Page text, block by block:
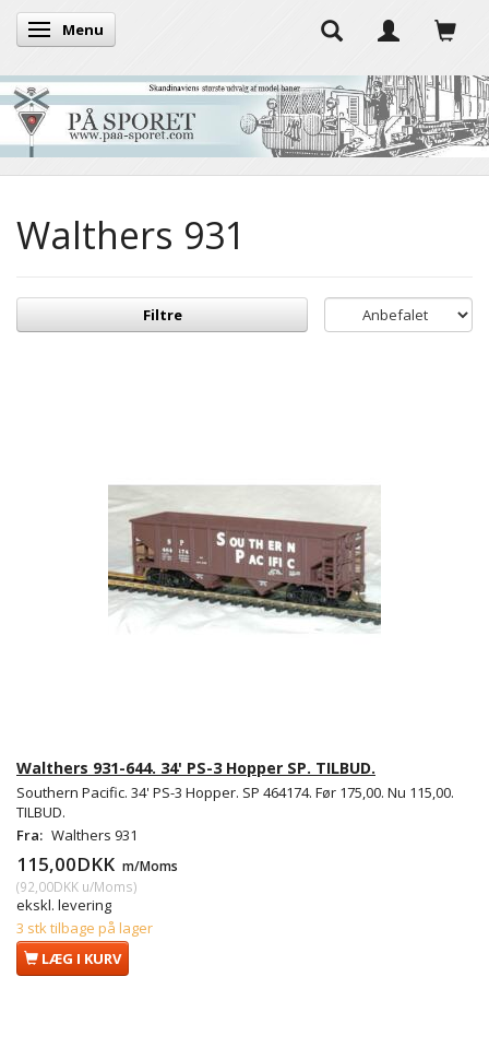
Skifte navigation
Menu
Walthers 931
Filtre
Walthers 931-644. 34' PS-3 Hopper SP. TILBUD.
Southern Pacific. 34' PS-3 Hopper. SP 464174. Før 175,00. Nu 115,00.
TILBUD.
Fra: Walthers 931
115,00DKK m/Moms
(92,00DKK u/Moms)
ekskl. levering
3 stk tilbage på lager
LÆG I KURV